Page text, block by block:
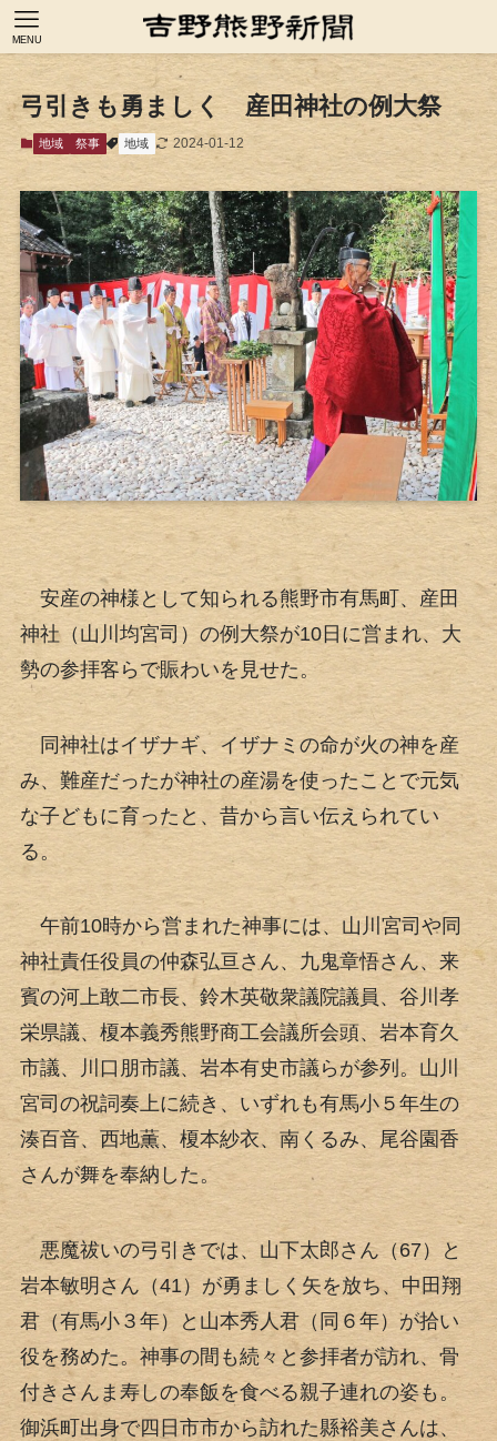
MENU
弓引きも勇ましく 産田神社の例大祭
地域 祭事 地域 2024-01-12
安産の神様として知られる熊野市有馬町、産田
神社（山川均宮司）の例大祭が10日に営まれ、大
勢の参拝客らで賑わいを見せた。
同神社はイザナギ、イザナミの命が火の神を産
み、難産だったが神社の産湯を使ったことで元気
な子どもに育ったと、昔から言い伝えられてい
る。
午前10時から営まれた神事には、山川宮司や同
神社責任役員の仲森弘亘さん、九鬼章悟さん、来
賓の河上敢二市長、鈴木英敬衆議院議員、谷川孝
栄県議、榎本義秀熊野商工会議所会頭、岩本育久
市議、川口朋市議、岩本有史市議らが参列。山川
宮司の祝詞奏上に続き、いずれも有馬小５年生の
湊百音、西地薫、榎本紗衣、南くるみ、尾谷園香
さんが舞を奉納した。
悪魔祓いの弓引きでは、山下太郎さん（67）と
岩本敏明さん（41）が勇ましく矢を放ち、中田翔
君（有馬小３年）と山本秀人君（同６年）が拾い
役を務めた。神事の間も続々と参拝者が訪れ、骨
付きさんま寿しの奉飯を食べる親子連れの姿も。
御浜町出身で四日市市から訪れた縣裕美さんは、